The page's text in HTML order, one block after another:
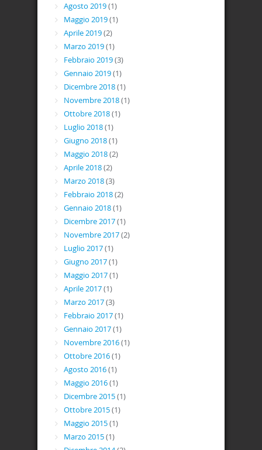
Agosto 2019(1)
Maggio 2019(1)
Aprile 2019(2)
Marzo 2019(1)
Febbraio 2019(3)
Gennaio 2019(1)
Dicembre 2018(1)
Novembre 2018(1)
Ottobre 2018(1)
Luglio 2018(1)
Giugno 2018(1)
Maggio 2018(2)
Aprile 2018(2)
Marzo 2018(3)
Febbraio 2018(2)
Gennaio 2018(1)
Dicembre 2017(1)
Novembre 2017(2)
Luglio 2017(1)
Giugno 2017(1)
Maggio 2017(1)
Aprile 2017(1)
Marzo 2017(3)
Febbraio 2017(1)
Gennaio 2017(1)
Novembre 2016(1)
Ottobre 2016(1)
Agosto 2016(1)
Maggio 2016(1)
Dicembre 2015(1)
Ottobre 2015(1)
Maggio 2015(1)
Marzo 2015(1)